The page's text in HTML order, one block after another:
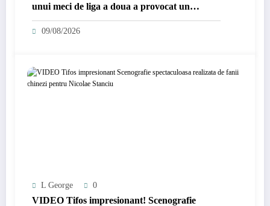
unui meci de liga a doua a provocat un
accident rutier
09/08/2026
L George 0
VIDEO Tifos impresionant! Scenografie